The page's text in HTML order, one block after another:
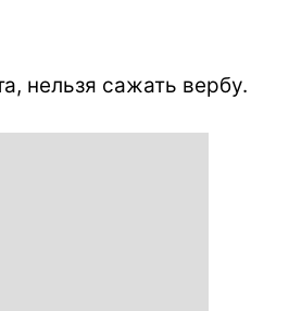
нельзя сажать вербу.